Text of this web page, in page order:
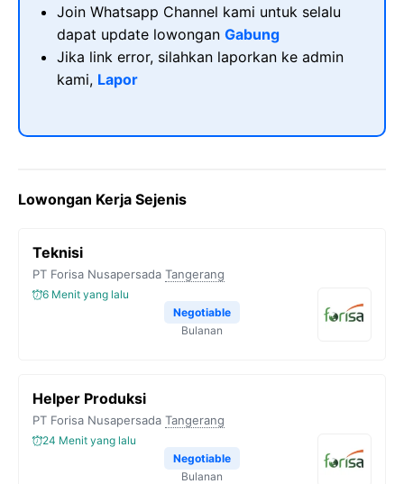
Join Whatsapp Channel kami untuk selalu
dapat update lowongan Gabung
Jika link error, silahkan laporkan ke admin
kami, Lapor
Lowongan Kerja Sejenis
Teknisi
PT Forisa Nusapersada Tangerang
6 Menit yang lalu
Negotiable
Bulanan
Helper Produksi
PT Forisa Nusapersada Tangerang
24 Menit yang lalu
Negotiable
Bulanan